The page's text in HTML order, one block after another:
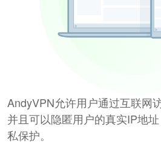
AndyVPN允许用户通过互联网
并且可以隐匿用户的真实IP地
私保护。